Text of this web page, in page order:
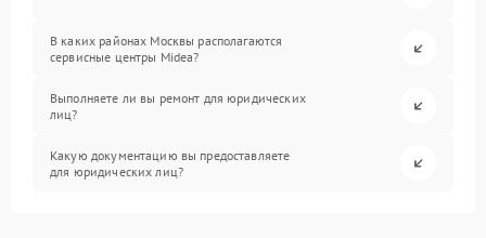
В каких районах Москвы располагаются
сервисные центры Midea?
Выполняете ли вы ремонт для юридических
лиц?
Какую документацию вы предоставляете
для юридических лиц?